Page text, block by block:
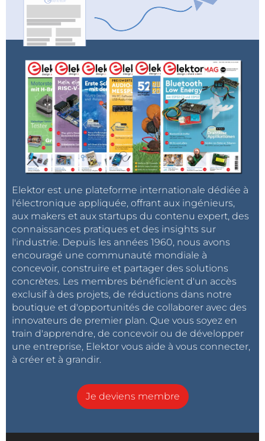
Elektor est une plateforme internationale dédiée à
l'électronique appliquée, offrant aux ingénieurs,
aux makers et aux startups du contenu expert, des
connaissances pratiques et des insights sur
l'industrie. Depuis les années 1960, nous avons
encouragé une communauté mondiale à
concevoir, construire et partager des solutions
concrètes. Les membres bénéficient d'un accès
exclusif à des projets, de réductions dans notre
boutique et d'opportunités de collaborer avec des
innovateurs de premier plan. Que vous soyez en
train d'apprendre, de concevoir ou de développer
une entreprise, Elektor vous aide à vous connecter,
à créer et à grandir.
Je deviens membre